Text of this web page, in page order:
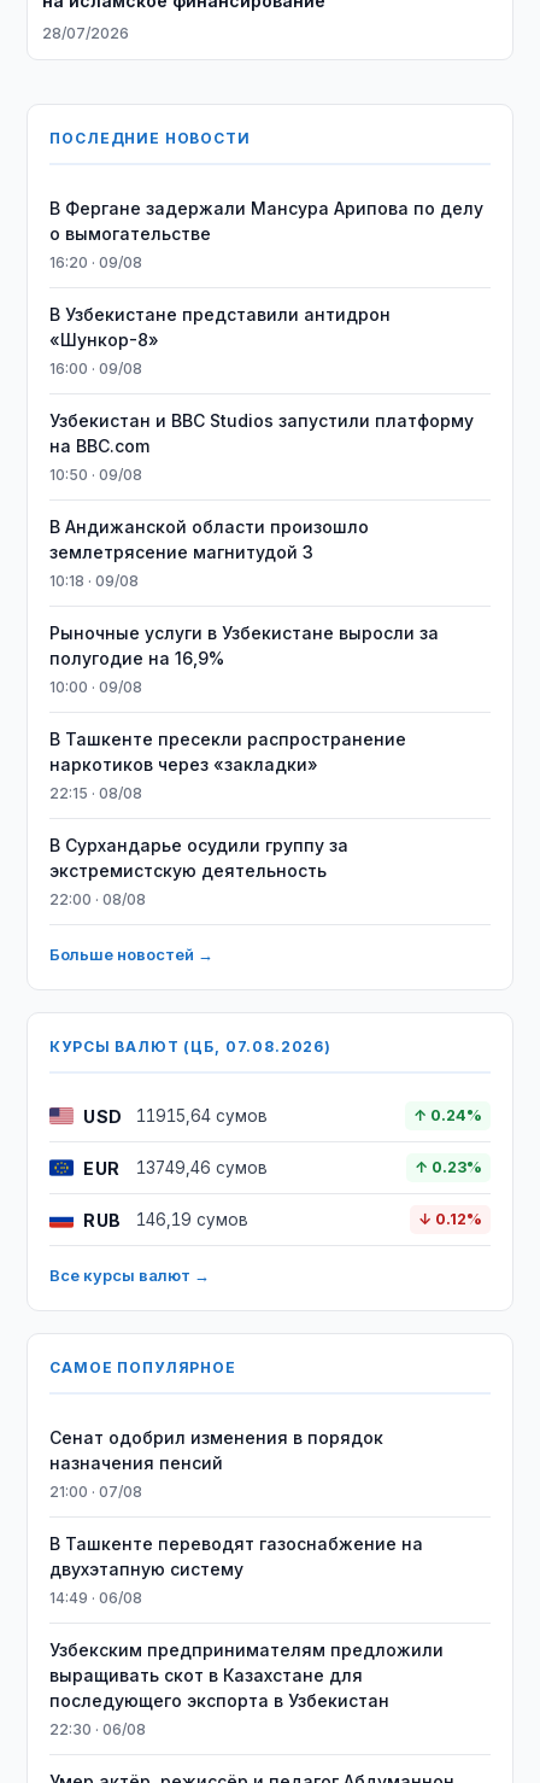
28/07/2026
ПОСЛЕДНИЕ НОВОСТИ
В Фергане задержали Мансура Арипова по делу
о вымогательстве
16:20 · 09/08
В Узбекистане представили антидрон
«Шункор-8»
16:00 · 09/08
Узбекистан и BBC Studios запустили платформу
на BBC.com
10:50 · 09/08
В Андижанской области произошло
землетрясение магнитудой 3
10:18 · 09/08
Рыночные услуги в Узбекистане выросли за
полугодие на 16,9%
10:00 · 09/08
В Ташкенте пресекли распространение
наркотиков через «закладки»
22:15 · 08/08
В Сурхандарье осудили группу за
экстремистскую деятельность
22:00 · 08/08
Больше новостей →
КУРСЫ ВАЛЮТ (ЦБ, 07.08.2026)
USD 11915,64 сумов ↑ 0.24%
EUR 13749,46 сумов ↑ 0.23%
RUB 146,19 сумов ↓ 0.12%
Все курсы валют →
САМОЕ ПОПУЛЯРНОЕ
Сенат одобрил изменения в порядок
назначения пенсий
21:00 · 07/08
В Ташкенте переводят газоснабжение на
двухэтапную систему
14:49 · 06/08
Узбекским предпринимателям предложили
выращивать скот в Казахстане для
последующего экспорта в Узбекистан
22:30 · 06/08